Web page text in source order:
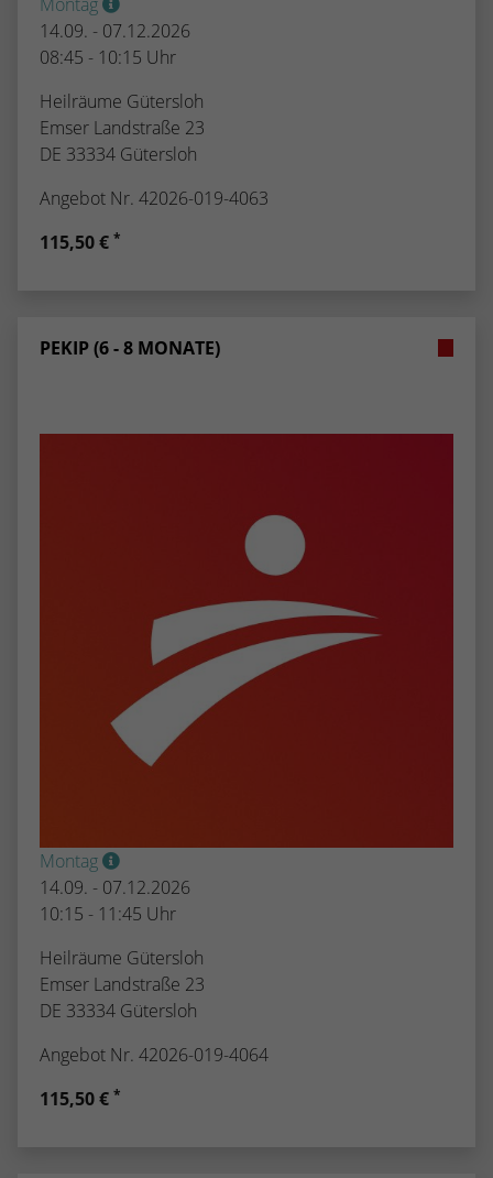
14.09. - 07.12.2026
08:45 - 10:15 Uhr
Heilräume Gütersloh
Emser Landstraße 23
DE 33334 Gütersloh
Angebot Nr. 42026-019-4063
115,50 € *
PEKIP (6 - 8 MONATE)
Montag
14.09. - 07.12.2026
10:15 - 11:45 Uhr
Heilräume Gütersloh
Emser Landstraße 23
DE 33334 Gütersloh
Angebot Nr. 42026-019-4064
115,50 € *